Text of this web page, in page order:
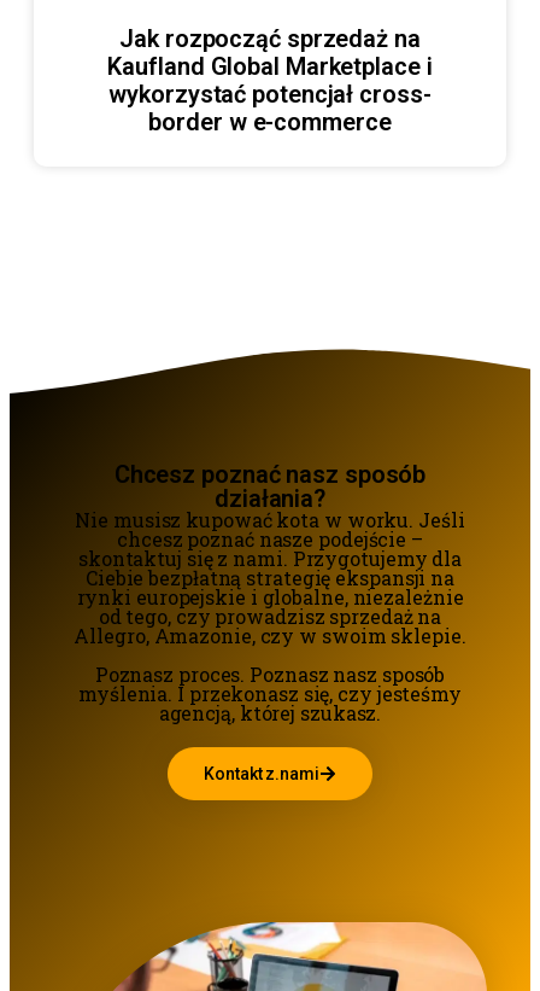
Jak rozpocząć sprzedaż na
Kaufland Global Marketplace i
wykorzystać potencjał cross-
border w e-commerce
Chcesz poznać nasz sposób
działania?
Nie musisz kupować kota w worku. Jeśli
chcesz poznać nasze podejście –
skontaktuj się z nami. Przygotujemy dla
Ciebie bezpłatną strategię ekspansji na
rynki europejskie i globalne, niezależnie
od tego, czy prowadzisz sprzedaż na
Allegro, Amazonie, czy w swoim sklepie.
Poznasz proces. Poznasz nasz sposób
myślenia. I przekonasz się, czy jesteśmy
agencją, której szukasz.
Kontakt z.nami